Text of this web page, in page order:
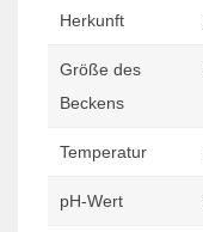
Herkunft
Größe des
Beckens
Temperatur
pH-Wert